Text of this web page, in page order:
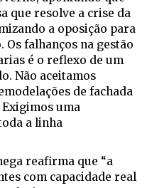
que resolve a crise da
a oposição para
Os falhanços na gestão
é o reflexo de um
Não aceitamos
de fachada
uma
a linha
reafirma que “a
com capacidade real